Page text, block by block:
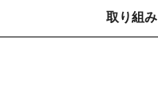
取り組み